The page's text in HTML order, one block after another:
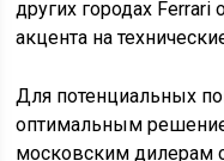
других городах Ferrari
акцента на
Для потенциальных
оптимальным
московским дилерам